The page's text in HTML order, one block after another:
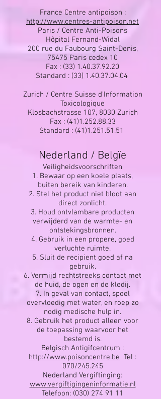
France Centre antipoison :
http://www.centres-antipoison.net
Paris / Centre Anti-Poisons
Hôpital Fernand-Widal
200 rue du Faubourg Saint-Denis,
75475 Paris cedex 10
Fax : (33) 1.40.37.92.20
Standard : (33) 1.40.37.04.04
Zurich / Centre Suisse d'Information
Toxicologique
Klosbachstrasse 107, 8030 Zurich
Fax : (41)1.252.88.33
Standard : (41)1.251.51.51
Nederland / Belgïe
Veiligheidsvoorschriften
1. Bewaar op een koele plaats,
buiten bereik van kinderen.
2. Stel het product niet bloot aan
direct zonlicht.
3. Houd ontvlambare producten
verwijderd van de warmte- en
ontstekingsbronnen.
4. Gebruik in een propere, goed
verluchte ruimte.
5. Sluit de recipient goed af na
gebruik.
6. Vermijd rechtstreeks contact met
de huid, de ogen en de kledij.
7. In geval van contact, spoel
overvloedig met water, en roep zo
nodig medische hulp in.
8. Gebruik het product alleen voor
de toepassing waarvoor het
bestemd is.
Belgisch Antigifcentrum :
http://www.poisoncentre.be Tel :
070/245.245
Nederland Vergiftinging:
www.vergiftigingeninformatie.nl
Telefoon: (030) 274 91 11